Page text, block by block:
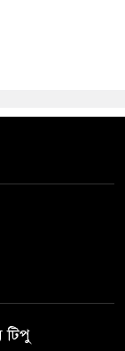
টিপু